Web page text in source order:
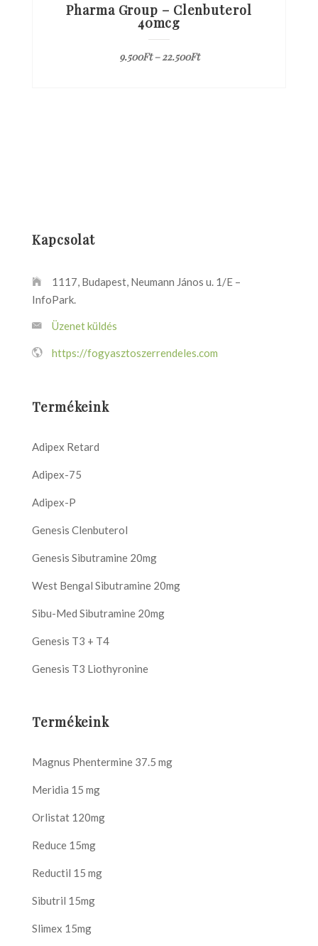
Pharma Group – Clenbuterol
40mcg
9.500Ft–22.500Ft
Kapcsolat
1117, Budapest, Neumann János u. 1/E –
InfoPark.
Üzenet küldés
https://fogyasztoszerrendeles.com
Termékeink
Adipex Retard
Adipex-75
Adipex-P
Genesis Clenbuterol
Genesis Sibutramine 20mg
West Bengal Sibutramine 20mg
Sibu-Med Sibutramine 20mg
Genesis T3 + T4
Genesis T3 Liothyronine
Termékeink
Magnus Phentermine 37.5 mg
Meridia 15 mg
Orlistat 120mg
Reduce 15mg
Reductil 15 mg
Sibutril 15mg
Slimex 15mg